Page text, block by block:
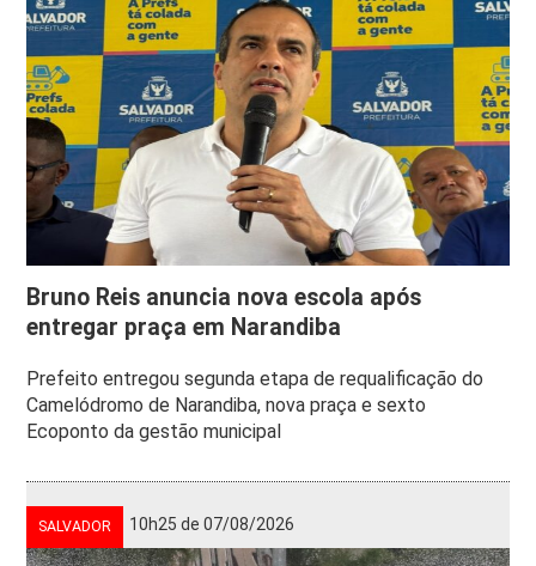
Bruno Reis anuncia nova escola após
entregar praça em Narandiba
Prefeito entregou segunda etapa de requalificação do
Camelódromo de Narandiba, nova praça e sexto
Ecoponto da gestão municipal
SALVADOR 10h25 de 07/08/2026